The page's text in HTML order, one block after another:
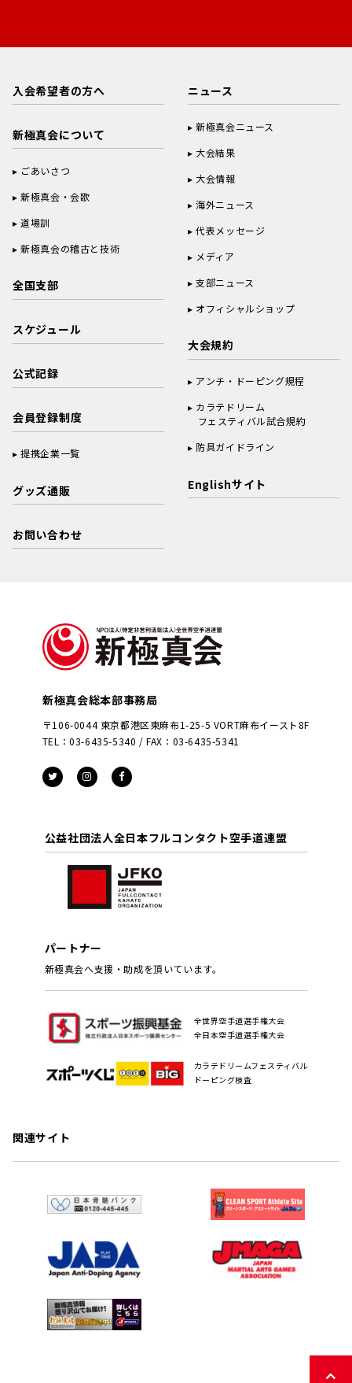
入会希望者の方へ
新極真会について
ごあいさつ
新極真会・会歌
道場訓
新極真会の稽古と技術
全国支部
スケジュール
公式記録
会員登録制度
提携企業一覧
グッズ通販
お問い合わせ
ニュース
新極真会ニュース
大会結果
大会情報
海外ニュース
代表メッセージ
メディア
支部ニュース
オフィシャルショップ
大会規約
アンチ・ドーピング規程
カラテドリーム
フェスティバル試合規約
防具ガイドライン
Englishサイト
新極真会総本部事務局
〒106-0044 東京都港区東麻布1-25-5 VORT麻布イースト8F
TEL：03-6435-5340 / FAX：03-6435-5341
公益社団法人全日本フルコンタクト空手道連盟
パートナー
新極真会へ支援・助成を頂いています。
全世界空手道選手権大会
全日本空手道選手権大会
カラテドリームフェスティバル
ドーピング検査
関連サイト